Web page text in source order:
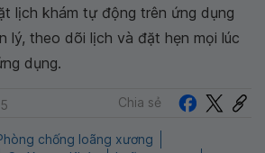
lịch khám tự động trên ứng dụng
lý, theo dõi lịch và đặt hẹn mọi lúc
dụng.
Chia sẻ
chống loãng xương